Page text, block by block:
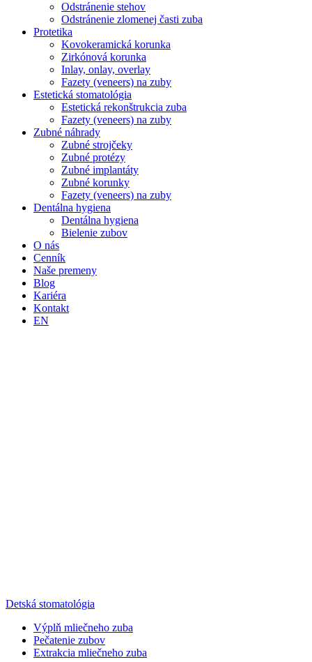
Odstránenie stehov
Odstránenie zlomenej časti zuba
Protetika
Kovokeramická korunka
Zirkónová korunka
Inlay, onlay, overlay
Fazety (veneers) na zuby
Estetická stomatológia
Estetická rekonštrukcia zuba
Fazety (veneers) na zuby
Zubné náhrady
Zubné strojčeky
Zubné protézy
Zubné implantáty
Zubné korunky
Fazety (veneers) na zuby
Dentálna hygiena
Dentálna hygiena
Bielenie zubov
O nás
Cenník
Naše premeny
Blog
Kariéra
Kontakt
EN
Detská stomatológia
Výplň mliečneho zuba
Pečatenie zubov
Extrakcia mliečneho zuba